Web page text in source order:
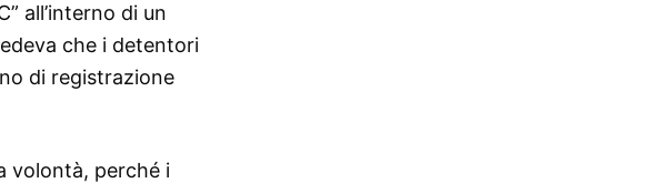
all’interno di un
che i detentori
di registrazione
volontà, perché i